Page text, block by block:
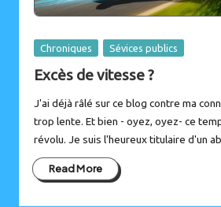
Posted
Chroniques Sévices publics
Excès de vitesse ?
J'ai déjà râlé sur ce blog contre ma
trop lente. Et bien - oyez, oyez- ce
révolu. Je suis l'heureux titulaire d'un
Read More